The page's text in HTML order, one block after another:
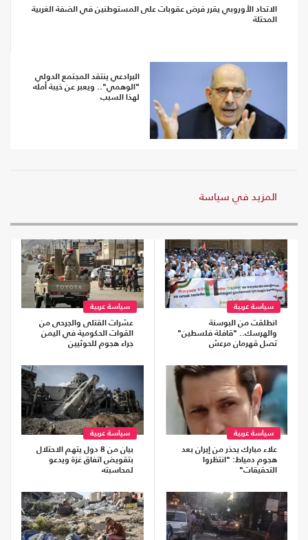
الاتحاد الأوروبي يقرر فرض عقوبات على المستوطنين في الضفة الغربية
المحتلة
البرادعي ينتقد المجتمع الدولي
"الوهمي".. ويعبر عن خيبة أمله
لهذا السبب
المزيد في سياسة
سياسة عربية
انطلقت من البوسنة
والهرسك.. "قافلة فلسطين"
تصل قهرمان مرعش
سياسة عربية
عشرات القتلى والجرحى من
القوات الحكومية في اليمن
جراء هجوم للحوثيين
سياسة عربية
علاء مبارك يحذر من إيران بعد
هجوم دمياط: "انتظروا
التحقيقات"
سياسة عربية
بيان من 8 دول يتهم الاحتلال
بتقويض اتفاق غزة ويدعو
لمحاسبته